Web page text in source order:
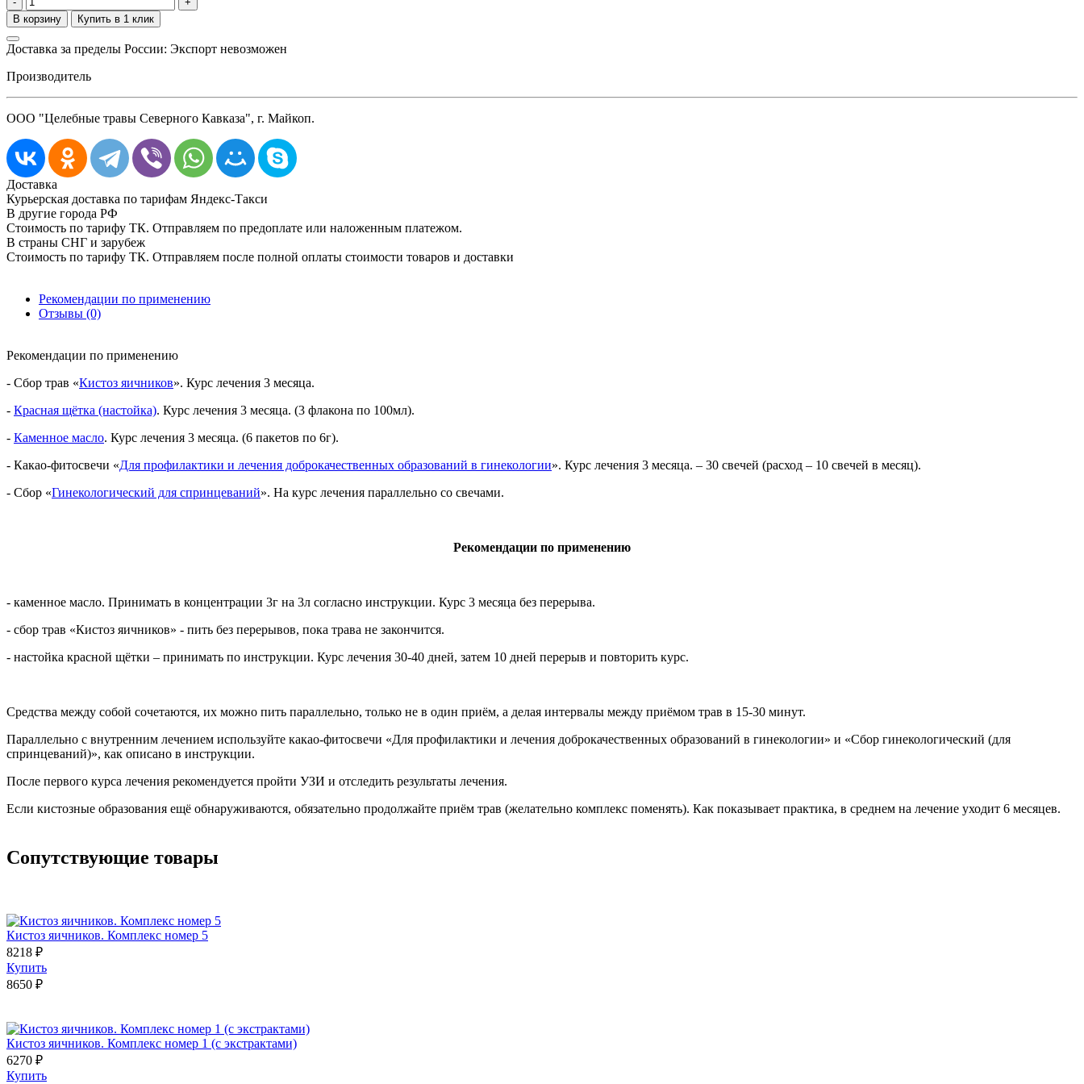
Доставка за пределы России: Экспорт невозможен
Производитель
ООО "Целебные травы Северного Кавказа", г. Майкоп.
Доставка
Курьерская доставка по тарифам Яндекс-Такси
В другие города РФ
Стоимость по тарифу ТК. Отправляем по предоплате или наложенным платежом.
В страны СНГ и зарубеж
Стоимость по тарифу ТК. Отправляем после полной оплаты стоимости товаров и доставки
Рекомендации по применению
Отзывы (0)
Рекомендации по применению
- Сбор трав «Кистоз яичников». Курс лечения 3 месяца.
- Красная щётка (настойка). Курс лечения 3 месяца. (3 флакона по 100мл).
- Каменное масло. Курс лечения 3 месяца. (6 пакетов по 6г).
- Какао-фитосвечи «Для профилактики и лечения доброкачественных образований в гинекологии». Курс лечения 3 месяца. – 30 свечей (расход – 10 свечей в месяц).
- Сбор «Гинекологический для спринцеваний». На курс лечения параллельно со свечами.
Рекомендации по применению
- каменное масло. Принимать в концентрации 3г на 3л согласно инструкции. Курс 3 месяца без перерыва.
- сбор трав «Кистоз яичников» - пить без перерывов, пока трава не закончится.
- настойка красной щётки – принимать по инструкции. Курс лечения 30-40 дней, затем 10 дней перерыв и повторить курс.
Средства между собой сочетаются, их можно пить параллельно, только не в один приём, а делая интервалы между приёмом трав в 15-30 минут.
Параллельно с внутренним лечением используйте какао-фитосвечи «Для профилактики и лечения доброкачественных образований в гинекологии» и «Сбор гинекологический (для
спринцеваний)», как описано в инструкции.
После первого курса лечения рекомендуется пройти УЗИ и отследить результаты лечения.
Если кистозные образования ещё обнаруживаются, обязательно продолжайте приём трав (желательно комплекс поменять). Как показывает практика, в среднем на лечение уходит 6 месяцев.
Сопутствующие товары
Кистоз яичников. Комплекс номер 5
8218 ₽
Купить
8650 ₽
Кистоз яичников. Комплекс номер 1 (с экстрактами)
6270 ₽
Купить